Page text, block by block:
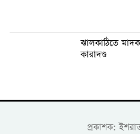
ঝালকাঠিতে
কারাদণ্ড
প্রকাশক: